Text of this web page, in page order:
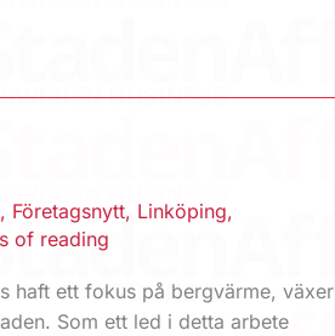
, Företagsnytt, Linköping,
of reading
haft ett fokus på bergvärme, växer
Som ett led i detta arbete